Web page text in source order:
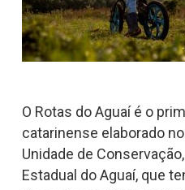
O Rotas do Aguaí é o
catarinense elaborado
Unidade de
Estadual do Aguaí, que